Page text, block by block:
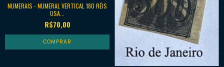
NUMERAIS - NUMERAL VERTICAL 180 RÉIS
USA...
R$70,00